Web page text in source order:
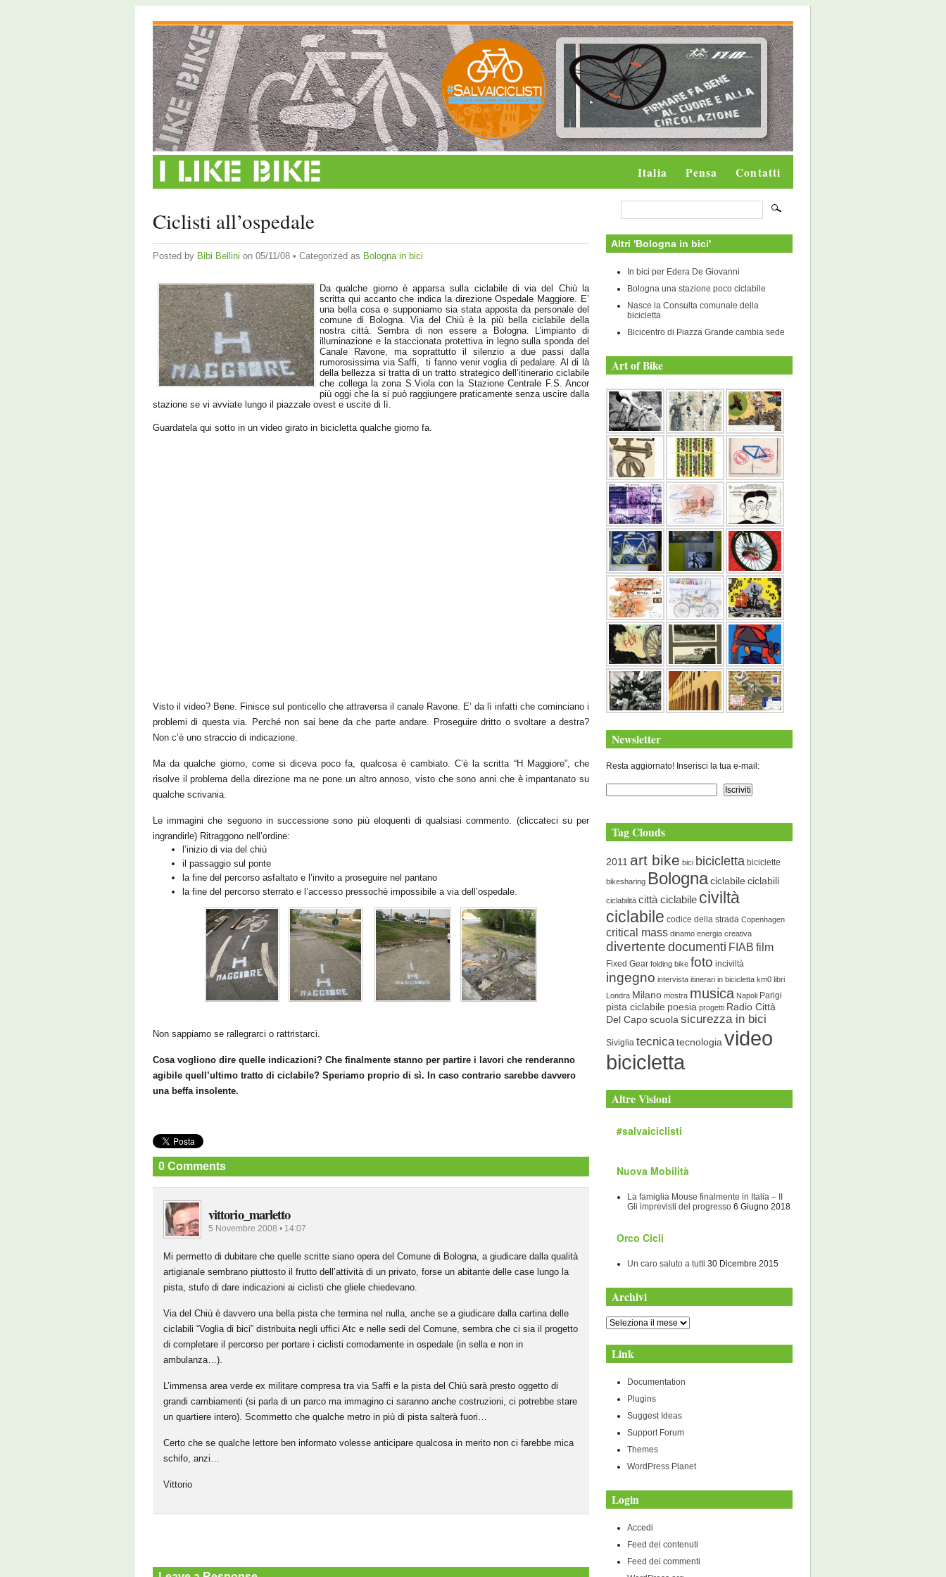
Italia Pensa Contatti
Ciclisti all’ospedale
Posted by Bibi Bellini on 05/11/08 • Categorized as Bologna in bici
Da qualche giorno è apparsa sulla ciclabile di via del Chiù la
scritta qui accanto che indica la direzione Ospedale Maggiore. E’
una bella cosa e supponiamo sia stata apposta da personale del
comune di Bologna. Via del Chiù è la più bella ciclabile della
nostra città. Sembra di non essere a Bologna. L’impianto di
illuminazione e la staccionata protettiva in legno sulla sponda del
Canale Ravone, ma soprattutto il silenzio a due passi dalla
rumorosissima via Saffi, ti fanno venir voglia di pedalare. Al di là
della bellezza si tratta di un tratto strategico dell’itinerario ciclabile
che collega la zona S.Viola con la Stazione Centrale F.S. Ancor
più oggi che la si può raggiungere praticamente senza uscire dalla
stazione se vi avviate lungo il piazzale ovest e uscite di lì.
Guardatela qui sotto in un video girato in bicicletta qualche giorno fa.
Visto il video? Bene. Finisce sul ponticello che attraversa il canale Ravone. E’ da lì infatti che cominciano i
problemi di questa via. Perché non sai bene da che parte andare. Proseguire dritto o svoltare a destra?
Non c’è uno straccio di indicazione.
Ma da qualche giorno, come si diceva poco fa, qualcosa è cambiato. C’è la scritta “H Maggiore”, che
risolve il problema della direzione ma ne pone un altro annoso, visto che sono anni che è impantanato su
qualche scrivania.
Le immagini che seguono in successione sono più eloquenti di qualsiasi commento. (cliccateci su per
ingrandirle) Ritraggono nell’ordine:
l’inizio di via del chiù
il passaggio sul ponte
la fine del percorso asfaltato e l’invito a proseguire nel pantano
la fine del percorso sterrato e l’accesso pressochè impossibile a via dell’ospedale.
Non sappiamo se rallegrarci o rattristarci.
Cosa vogliono dire quelle indicazioni? Che finalmente stanno per partire i lavori che renderanno
agibile quell’ultimo tratto di ciclabile? Speriamo proprio di sì. In caso contrario sarebbe davvero
una beffa insolente.
0 Comments
vittorio_marletto
5 Novembre 2008 • 14:07
Mi permetto di dubitare che quelle scritte siano opera del Comune di Bologna, a giudicare dalla qualità
artigianale sembrano piuttosto il frutto dell’attività di un privato, forse un abitante delle case lungo la
pista, stufo di dare indicazioni ai ciclisti che gliele chiedevano.
Via del Chiù è davvero una bella pista che termina nel nulla, anche se a giudicare dalla cartina delle
ciclabili “Voglia di bici” distribuita negli uffici Atc e nelle sedi del Comune, sembra che ci sia il progetto
di completare il percorso per portare i ciclisti comodamente in ospedale (in sella e non in
ambulanza…).
L’immensa area verde ex militare compresa tra via Saffi e la pista del Chiù sarà presto oggetto di
grandi cambiamenti (si parla di un parco ma immagino ci saranno anche costruzioni, ci potrebbe stare
un quartiere intero). Scommetto che qualche metro in più di pista salterà fuori…
Certo che se qualche lettore ben informato volesse anticipare qualcosa in merito non ci farebbe mica
schifo, anzi…
Vittorio
Altri 'Bologna in bici'
In bici per Edera De Giovanni
Bologna una stazione poco ciclabile
Nasce la Consulta comunale della
bicicletta
Bicicentro di Piazza Grande cambia sede
Art of Bike
Newsletter
Resta aggiornato! Inserisci la tua e-mail:
Tag Clouds
2011 art bike bici bicicletta biciclette
bikesharing Bolognaciclabile ciclabili
ciclabilità città ciclabile civiltà
ciclabile codice della strada Copenhagen
critical mass dinamo energia creativa
divertentedocumenti FIAB film
Fixed Gear folding bike foto inciviltà
ingegno intervista itinerari in bicicletta km0 libri
Londra Milano mostra musica Napoli Parigi
pista ciclabile poesia progetti Radio Città
Del Capo scuolasicurezza in bici
Siviglia tecnicatecnologiavideo
bicicletta
Altre Visioni
#salvaiciclisti
Nuova Mobilità
La famiglia Mouse finalmente in Italia – II
Gli imprevisti del progresso 6 Giugno 2018
Orco Cicli
Un caro saluto a tutti 30 Dicembre 2015
Archivi
Archivi
Link
Documentation
Plugins
Suggest Ideas
Support Forum
Themes
WordPress Planet
Login
Accedi
Feed dei contenuti
Feed dei commenti